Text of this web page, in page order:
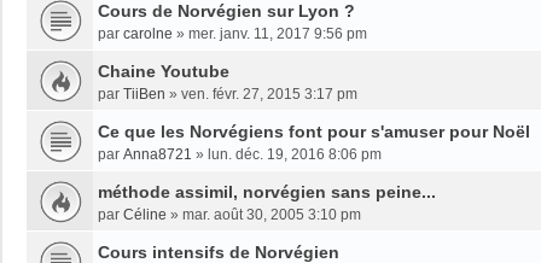
Cours de Norvégien sur Lyon ?
par carolne » mer. janv. 11, 2017 9:56 pm
Chaine Youtube
par TiiBen » ven. févr. 27, 2015 3:17 pm
Ce que les Norvégiens font pour s'amuser pour Noël
par Anna8721 » lun. déc. 19, 2016 8:06 pm
méthode assimil, norvégien sans peine...
par Céline » mar. août 30, 2005 3:10 pm
Cours intensifs de Norvégien